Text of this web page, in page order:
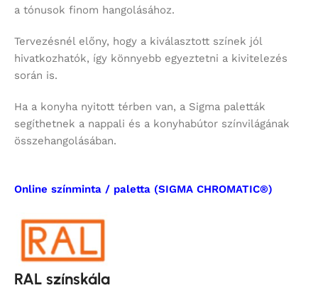
a tónusok finom hangolásához.
Tervezésnél előny, hogy a kiválasztott színek jól
hivatkozhatók, így könnyebb egyeztetni a kivitelezés
során is.
Ha a konyha nyitott térben van, a Sigma paletták
segíthetnek a nappali és a konyhabútor színvilágának
összehangolásában.
Online színminta / paletta (SIGMA CHROMATIC®)
RAL színskála